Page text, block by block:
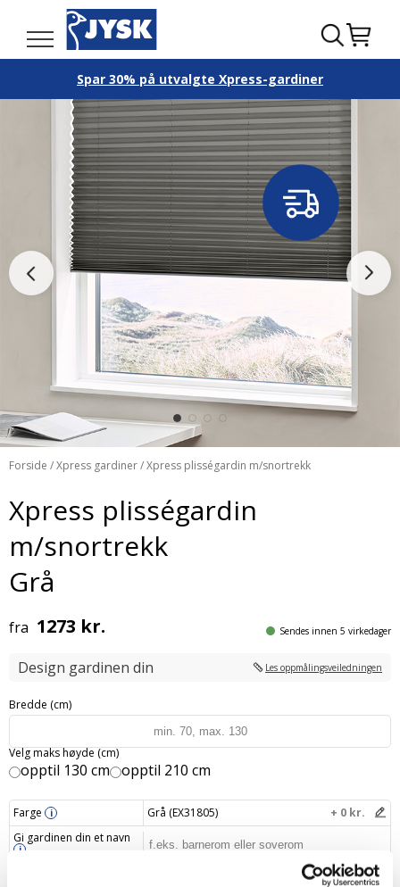
Spar 30% på utvalgte Xpress-gardiner
Forside /Xpress gardiner/ Xpress plisségardin m/snortrekk
Xpress plisségardin
m/snortrekk
Grå
fra 1273 kr. Sendes innen 5 virkedager
Design gardinen din Les oppmålingsveiledningen
Bredde (cm)
Velg maks høyde (cm)
opptil 130 cm opptil 210 cm
Farge i Grå (EX31805)
+ 0 kr.
Gi gardinen din et navn
i